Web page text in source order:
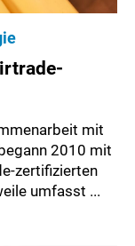
mit
2010 mit
zertifizierten
umfasst ...